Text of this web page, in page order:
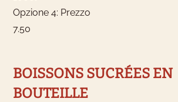
Opzione 4: Prezzo
7.50
BOISSONS SUCRÉES EN
BOUTEILLE